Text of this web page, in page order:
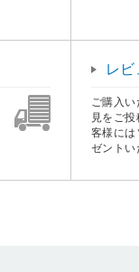
レ
ご購入
見をご
客様には
ゼントい